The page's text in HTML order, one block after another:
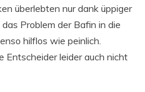
überlebten nur dank üppiger
Problem der Bafin in die
hilflos wie peinlich.
Entscheider leider auch nicht